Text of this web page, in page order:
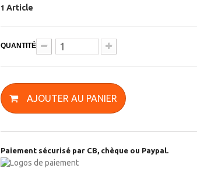
1 Article
QUANTITÉ
AJOUTER AU PANIER
Paiement sécurisé par CB, chèque ou Paypal.